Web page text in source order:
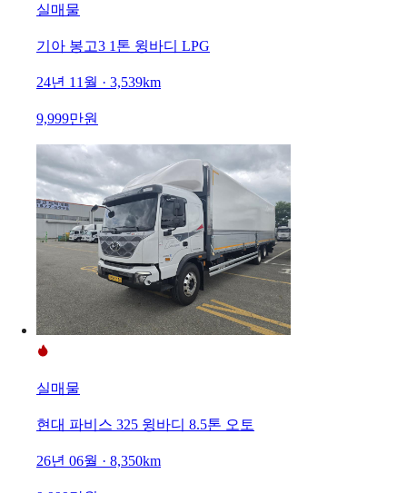
실매물
기아 봉고3 1톤 윙바디 LPG
24년 11월 · 3,539km
9,999만원
실매물
현대 파비스 325 윙바디 8.5톤 오토
26년 06월 · 8,350km